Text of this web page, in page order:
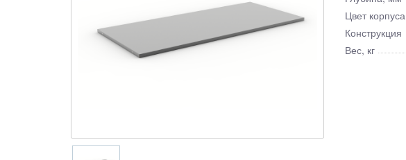
Цвет корпуса
Конструкция
Вес, кг